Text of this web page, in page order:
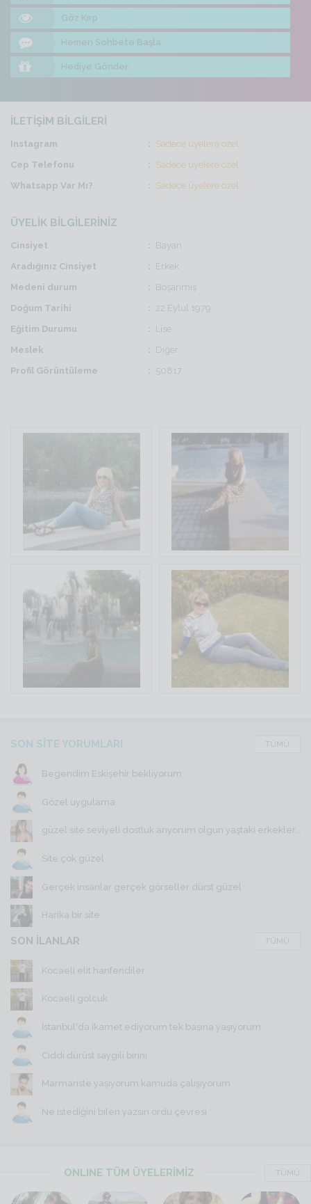
Göz Kırp
Hemen Sohbete Başla
Hediye Gönder
İLETİŞİM BİLGİLERİ
Instagram
Sadece üyelere özel
Cep Telefonu
Sadece üyelere özel
Whatsapp Var Mı?
Sadece üyelere özel
ÜYELİK BİLGİLERİNİZ
Cinsiyet
Bayan
Aradığınız Cinsiyet
Erkek
Medeni durum
Boşanmış
Doğum Tarihi
22 Eylul 1979
Eğitim Durumu
Lise
Meslek
Diğer
Profil Görüntüleme
50817
SON SİTE YORUMLARI TÜMÜ
Begendim Eskişehir bekliyorum
Gözel uygulama
güzel site seviyeli dostluk arıyorum olgun yaştaki erkekler...
Site çok güzel
Gerçek insanlar gerçek görseller dürst güzel
Harika bir site
SON İLANLAR TÜMÜ
Kocaeli elit hanfendiler
Kocaeli golcuk
İstanbul'da ikamet ediyorum tek başına yaşıyorum
Ciddi dürüst saygili birini
Marmariste yaşıyorum kamuda çalışıyorum
Ne istediğini bilen yazsın ordu çevresi
ONLINE TÜM ÜYELERİMİZ TÜMÜ